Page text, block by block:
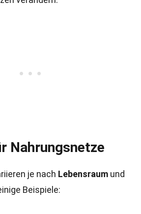
Nahrungsnetze
je nach Lebensraum und
Beispiele: